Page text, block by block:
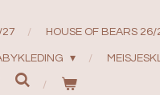
27 HOUSE OF BEARS 26/